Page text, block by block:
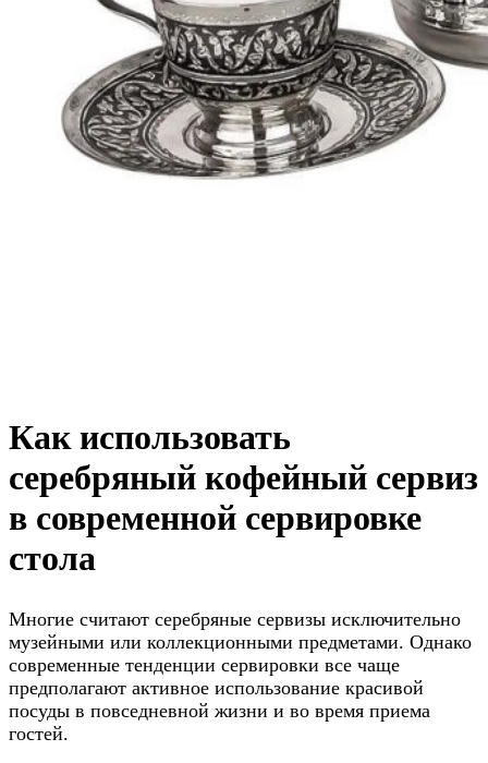
Как использовать
серебряный кофейный сервиз
в современной сервировке
стола
Многие считают серебряные сервизы исключительно
музейными или коллекционными предметами. Однако
современные тенденции сервировки все чаще
предполагают активное использование красивой
посуды в повседневной жизни и во время приема
гостей.